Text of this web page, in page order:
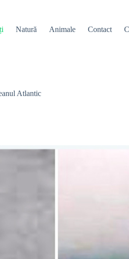
Natură Animale Contact
Atlantic